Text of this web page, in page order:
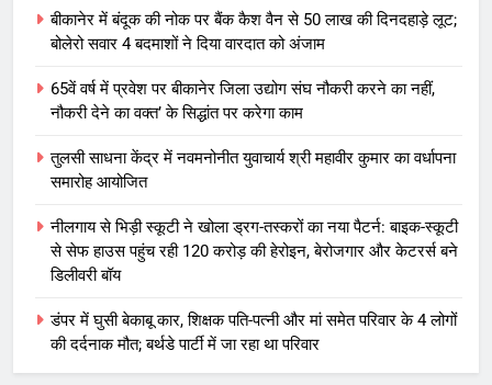
बीकानेर में बंदूक की नोक पर बैंक कैश वैन से 50 लाख की दिनदहाड़े लूट;
बोलेरो सवार 4 बदमाशों ने दिया वारदात को अंजाम
65वें वर्ष में प्रवेश पर बीकानेर जिला उद्योग संघ नौकरी करने का नहीं,
नौकरी देने का वक्त’ के सिद्धांत पर करेगा काम
तुलसी साधना केंद्र में नवमनोनीत युवाचार्य श्री महावीर कुमार का वर्धापना
समारोह आयोजित
नीलगाय से भिड़ी स्कूटी ने खोला ड्रग-तस्करों का नया पैटर्न: बाइक-स्कूटी
से सेफ हाउस पहुंच रही 120 करोड़ की हेरोइन, बेरोजगार और केटरर्स बने
डिलीवरी बॉय
डंपर में घुसी बेकाबू कार, शिक्षक पति-पत्नी और मां समेत परिवार के 4 लोगों
की दर्दनाक मौत; बर्थडे पार्टी में जा रहा था परिवार